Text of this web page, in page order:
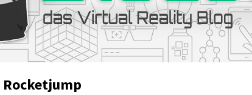
Rocketjump